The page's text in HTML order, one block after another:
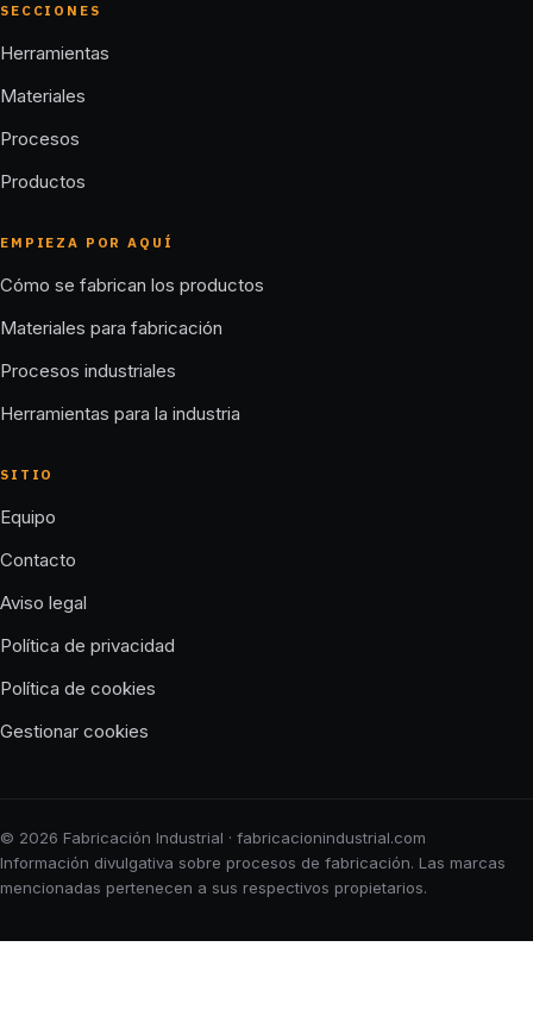
SECCIONES
Herramientas
Materiales
Procesos
Productos
EMPIEZA POR AQUÍ
Cómo se fabrican los productos
Materiales para fabricación
Procesos industriales
Herramientas para la industria
SITIO
Equipo
Contacto
Aviso legal
Política de privacidad
Política de cookies
Gestionar cookies
© 2026 Fabricación Industrial · fabricacionindustrial.com
Información divulgativa sobre procesos de fabricación. Las marcas
mencionadas pertenecen a sus respectivos propietarios.